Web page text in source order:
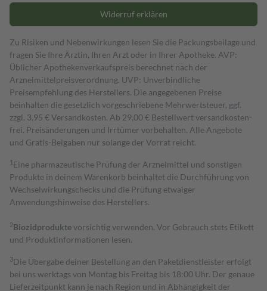
Widerruf erklären
Zu Risiken und Nebenwirkungen lesen Sie die Packungsbeilage und
fragen Sie Ihre Ärztin, Ihren Arzt oder in Ihrer Apotheke. AVP:
Üblicher Apothekenverkaufspreis berechnet nach der
Arzneimittelpreisverordnung. UVP: Unverbindliche
Preisempfehlung des Herstellers. Die angegebenen Preise
beinhalten die gesetzlich vorgeschriebene Mehrwertsteuer, ggf.
zzgl. 3,95 € Versandkosten. Ab 29,00 € Bestell­wert versand­kosten­
frei. Preisänderungen und Irrtümer vorbehalten. Alle Angebote
und Gratis-Beigaben nur solange der Vorrat reicht.
1 Eine pharmazeutische Prüfung der Arzneimittel und sonstigen
Produkte in deinem Warenkorb beinhaltet die Durchführung von
Wechselwirkungschecks und die Prüfung etwaiger
Anwendungshinweise des Herstellers.
2Biozidproduktevorsichtig verwenden. Vor Gebrauch stets Etikett
und Produktinformationen lesen.
3Die Übergabe deiner Bestellung an den Paketdienstleister erfolgt
bei uns werktags von Montag bis Freitag bis 18:00 Uhr. Der genaue
Lieferzeitpunkt kann je nach Region und in Abhängigkeit der